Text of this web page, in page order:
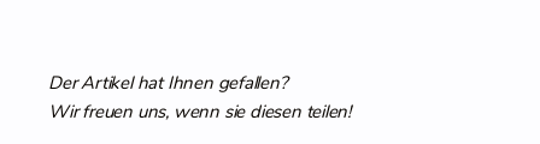
Der Artikel hat Ihnen gefallen?
Wir freuen uns, wenn sie diesen teilen!